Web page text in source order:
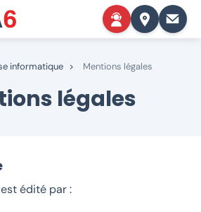
informatique > Mentions légales
légales
édité par :